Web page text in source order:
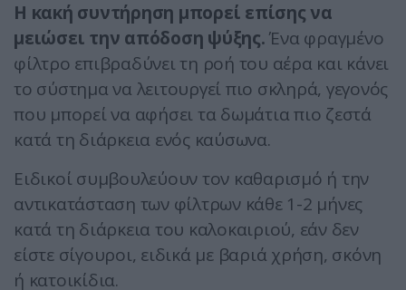
Η κακή συντήρηση μπορεί επίσης να
μειώσει την απόδοση ψύξης.Ένα φραγμένο
φίλτρο επιβραδύνει τη ροή του αέρα και κάνει
το σύστημα να λειτουργεί πιο σκληρά, γεγονός
που μπορεί να αφήσει τα δωμάτια πιο ζεστά
κατά τη διάρκεια ενός καύσωνα.
Ειδικοί συμβουλεύουν τον καθαρισμό ή την
αντικατάσταση των φίλτρων κάθε 1-2 μήνες
κατά τη διάρκεια του καλοκαιριού, εάν δεν
είστε σίγουροι, ειδικά με βαριά χρήση, σκόνη
ή κατοικίδια.